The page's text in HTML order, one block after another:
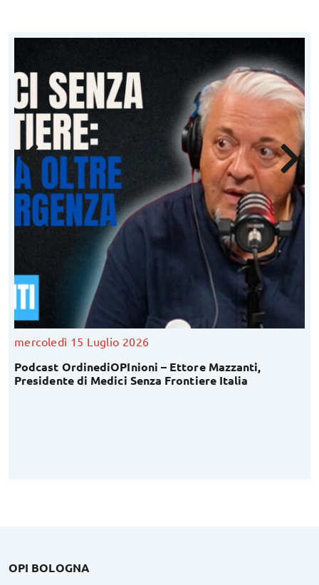
mercoledì 15 Luglio 2026
Podcast OrdinediOPInioni – Ettore Mazzanti,
Presidente di Medici Senza Frontiere Italia
OPI BOLOGNA